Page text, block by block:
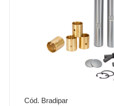
Cód. Bradipar